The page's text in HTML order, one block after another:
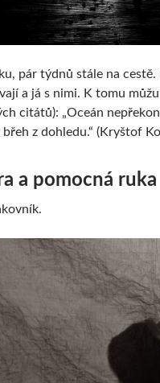
pár týdnů stále na cestě.
a já s nimi. K tomu
citátů): „Oceán
z dohledu.“ (Kryštof
a pomocná ruka